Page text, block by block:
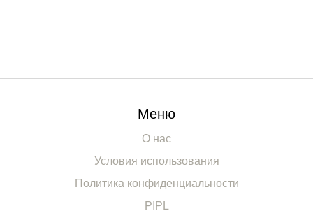
Меню
О нас
Условия использования
Политика конфиденциальности
PIPL